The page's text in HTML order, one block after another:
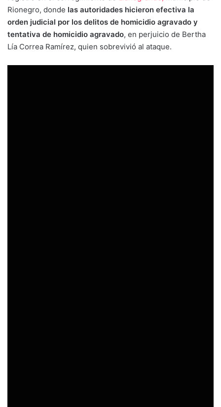
Rionegro, donde las autoridades hicieron efectiva la
orden judicial por los delitos de homicidio agravado y
tentativa de homicidio agravado, en perjuicio de Bertha
Lía Correa Ramírez, quien sobrevivió al ataque.